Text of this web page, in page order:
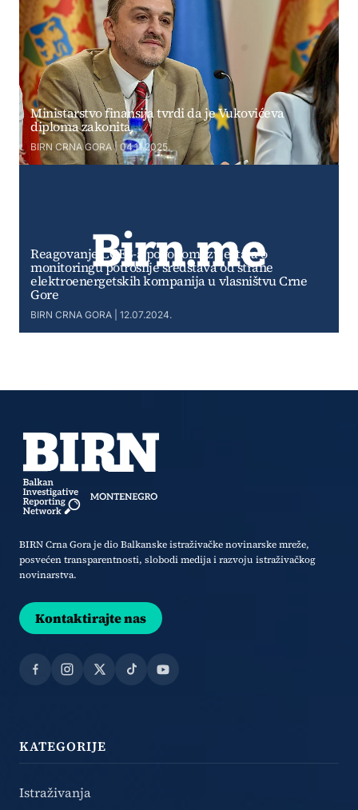
Ministarstvo finansija tvrdi da je Vukovićeva
diploma zakonita
BIRN CRNA GORA | 04.11.2025.
Reagovanje CGES-a povodom Izvještaja o
monitoringu potrošnje sredstava od strane
elektroenergetskih kompanija u vlasništvu Crne
Gore
BIRN CRNA GORA | 12.07.2024.
BIRN Crna Gora je dio Balkanske istraživačke novinarske mreže,
posvećen transparentnosti, slobodi medija i razvoju istraživačkog
novinarstva.
Kontaktirajte nas
Facebook
Instagram
X TikTokYouTube
KATEGORIJE
Istraživanja